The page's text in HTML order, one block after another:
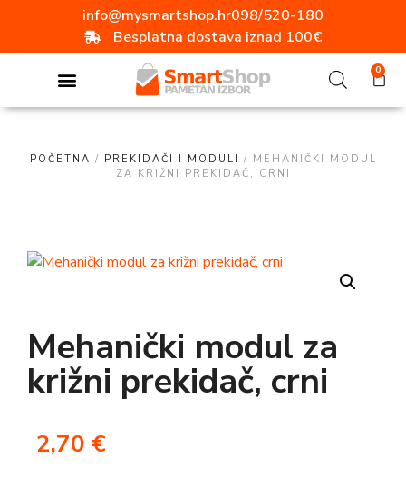
info@mysmartshop.hr098/520-180
Besplatna dostava iznad 100€
0
POČETNA / PREKIDAČI I MODULI / MEHANIČKI MODUL
ZA KRIŽNI PREKIDAČ, CRNI
Mehanički modul za
križni prekidač, crni
2,70 €